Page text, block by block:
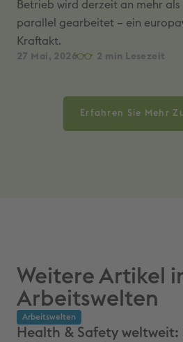
Betrieb wird derzeit an mehr
parallel gearbeitet – ein
Kraftakt.
27 Mai, 2026 2
Erfahren Sie Mehr
Arbeitswelten
Arbeitswelten
Health & Safety weltweit: